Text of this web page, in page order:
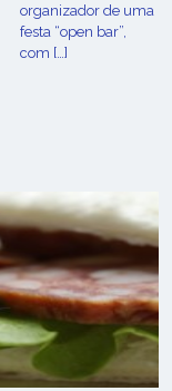
organizador de uma
festa “open bar”,
com […]